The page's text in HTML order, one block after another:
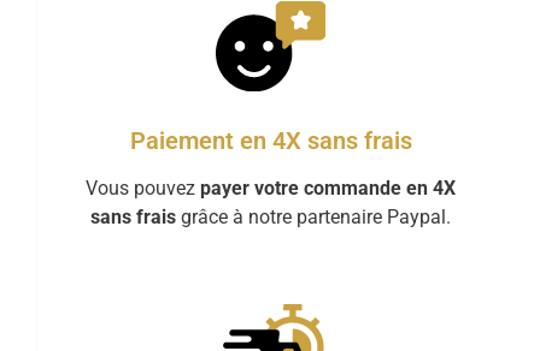
Paiement en 4X sans frais
Vous pouvez payer votre commande en 4X
sans frais grâce à notre partenaire Paypal.